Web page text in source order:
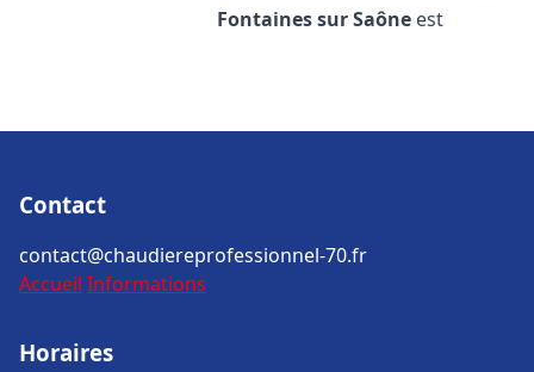
Fontaines sur Saône est
Contact
contact@chaudiereprofessionnel-70.fr
Accueil Informations
Horaires